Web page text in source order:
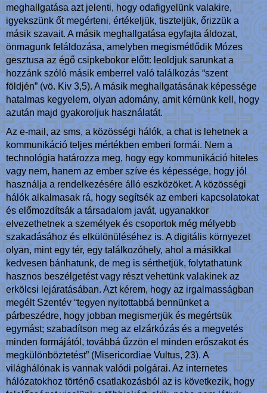
meghallgatása azt jelenti, hogy odafigyelünk valakire,
igyekszünk őt megérteni, értékeljük, tiszteljük, őrizzük a
másik szavait. A másik meghallgatása egyfajta áldozat,
önmagunk feláldozása, amelyben megismétlődik Mózes
gesztusa az égő csipkebokor előtt: leoldjuk sarunkat a
hozzánk szóló másik emberrel való találkozás “szent
földjén” (vö. Kiv 3,5). A másik meghallgatásának képessége
hatalmas kegyelem, olyan adomány, amit kérnünk kell, hogy
azután majd gyakoroljuk használatát.
Az e-mail, az sms, a közösségi hálók, a chat is lehetnek a
kommunikáció teljes mértékben emberi formái. Nem a
technológia határozza meg, hogy egy kommunikáció hiteles
vagy nem, hanem az ember szíve és képessége, hogy jól
használja a rendelkezésére álló eszközöket. A közösségi
hálók alkalmasak rá, hogy segítsék az emberi kapcsolatokat
és előmozdítsák a társadalom javát, ugyanakkor
elvezethetnek a személyek és csoportok még mélyebb
szakadásához és elkülönüléséhez is. A digitális környezet
olyan, mint egy tér, egy találkozóhely, ahol a másikkal
kedvesen bánhatunk, de meg is sérthetjük, folytathatunk
hasznos beszélgetést vagy részt vehetünk valakinek az
erkölcsi lejáratásában. Azt kérem, hogy az irgalmasságban
megélt Szentév “tegyen nyitottabbá bennünket a
párbeszédre, hogy jobban megismerjük és megértsük
egymást; szabadítson meg az elzárkózás és a megvetés
minden formájától, továbbá űzzön el minden erőszakot és
megkülönböztetést” (Misericordiae Vultus, 23). A
világhálónak is vannak valódi polgárai. Az internetes
hálózatokhoz történő csatlakozásból az is következik, hogy